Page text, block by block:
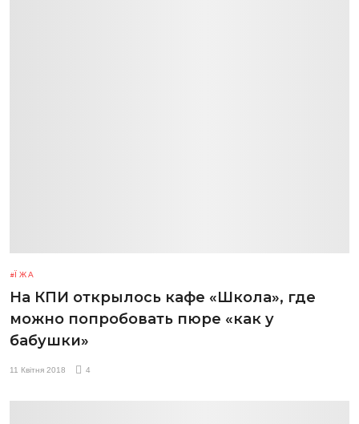
ЇЖА
На КПИ открылось кафе «Школа», где
можно попробовать пюре «как у
бабушки»
11 Квітня 2018 4